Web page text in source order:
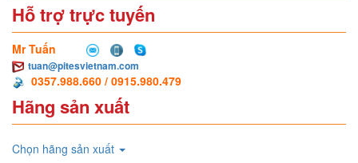
Hỗ trợ trực tuyến
Mr Tuấn
tuan@pitesvietnam.com
0357.988.660 / 0915.980.479
Hãng sản xuất
Chọn hãng sản xuất